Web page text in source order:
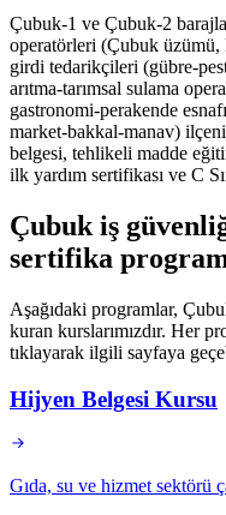
Çubuk-1 ve Çubuk-2
operatörleri (Çubuk üzümü,
girdi tedarikçileri (gübre-
arıtma-tarımsal sulama
gastronomi-perakende
market-bakkal-manav)
belgesi, tehlikeli madde
ilk yardım sertifikası ve C
Çubuk iş
sertifika
Aşağıdaki programlar,
kuran kurslarımızdır. Her
tıklayarak ilgili sayfaya
Hijyen Belgesi Kursu
Gıda, su ve hizmet sektörü